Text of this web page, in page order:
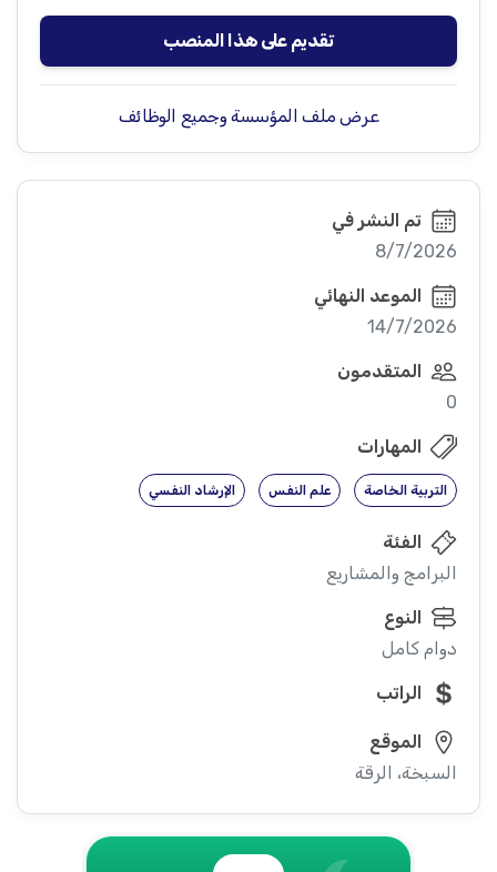
تقديم على هذا المنصب
عرض ملف المؤسسة وجميع الوظائف
تم النشر في
8/7/2026
الموعد النهائي
14/7/2026
المتقدمون
0
المهارات
التربية الخاصة علم النفس الإرشاد النفسي
الفئة
البرامج والمشاريع
النوع
دوام كامل
الراتب
الموقع
السبخة، الرقة